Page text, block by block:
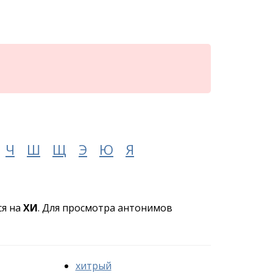
Ч Ш Щ Э Ю Я
на ХИ. Для просмотра антонимов
хитрый